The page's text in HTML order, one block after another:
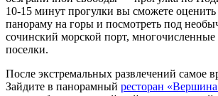
10-15 минут прогулки вы сможете
панораму на горы и посмотреть под
сочинский морской порт,
поселки.
После экстремальных развлечений самое
Зайдите в панорамный ресторан «Вершина